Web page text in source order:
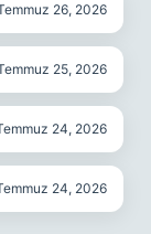
26, 2026
25, 2026
24, 2026
24, 2026